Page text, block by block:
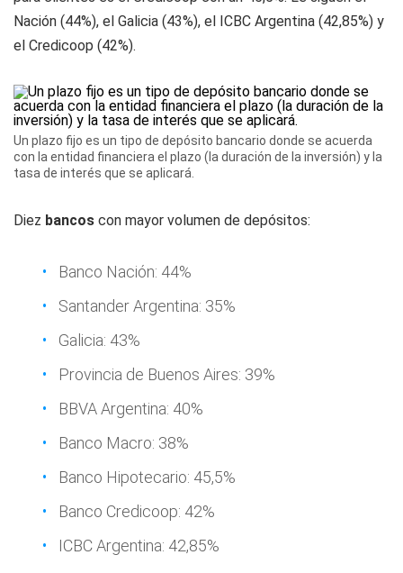
Nación (44%), el Galicia (43%), el ICBC Argentina (42,85%) y
el Credicoop (42%).
Un plazo fijo es un tipo de depósito bancario donde se acuerda
con la entidad financiera el plazo (la duración de la inversión) y la
tasa de interés que se aplicará.
Diez bancos con mayor volumen de depósitos:
Banco Nación: 44%
Santander Argentina: 35%
Galicia: 43%
Provincia de Buenos Aires: 39%
BBVA Argentina: 40%
Banco Macro: 38%
Banco Hipotecario: 45,5%
Banco Credicoop: 42%
ICBC Argentina: 42,85%